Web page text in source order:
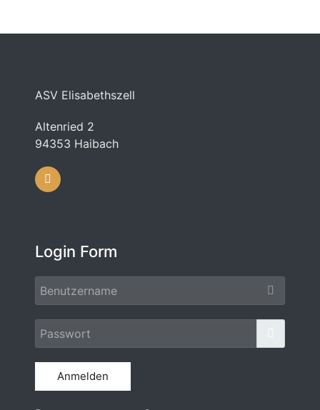
ASV Elisabethszell
Altenried 2
94353 Haibach
Login Form
Anmelden